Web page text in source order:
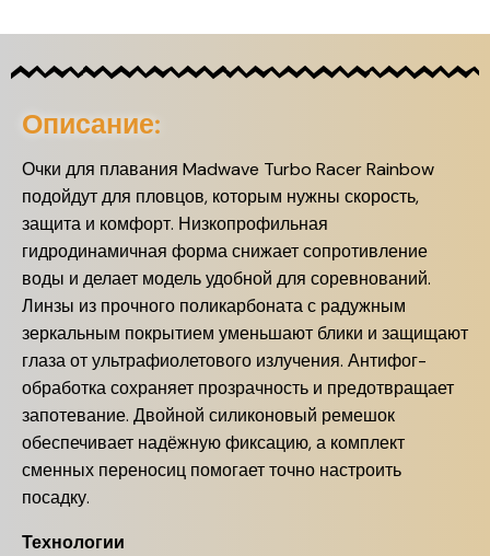
Описание:
Очки для плавания Madwave Turbo Racer Rainbow
подойдут для пловцов, которым нужны скорость,
защита и комфорт. Низкопрофильная
гидродинамичная форма снижает сопротивление
воды и делает модель удобной для соревнований.
Линзы из прочного поликарбоната с радужным
зеркальным покрытием уменьшают блики и защищают
глаза от ультрафиолетового излучения. Антифог-
обработка сохраняет прозрачность и предотвращает
запотевание. Двойной силиконовый ремешок
обеспечивает надёжную фиксацию, а комплект
сменных переносиц помогает точно настроить
посадку.
Технологии